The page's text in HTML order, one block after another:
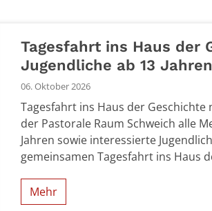
Tagesfahrt ins Haus der
Jugendliche ab 13 Jahren
06. Oktober 2026
Tagesfahrt ins Haus der
der Pastorale Raum Schweich alle
Jahren sowie interessierte
gemeinsamen Tagesfahrt ins Haus
Mehr